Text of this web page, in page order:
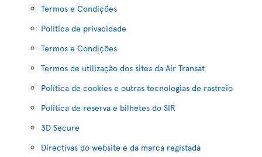
Termos e Condições
Política de privacidade
Termos e Condições
Termos de utilização dos sites da Air Transat
Política de cookies e outras tecnologias de rastreio
Política de reserva e bilhetes do SIR
3D Secure
Directivas do website e da marca registada